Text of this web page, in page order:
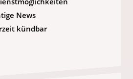
News
kündbar